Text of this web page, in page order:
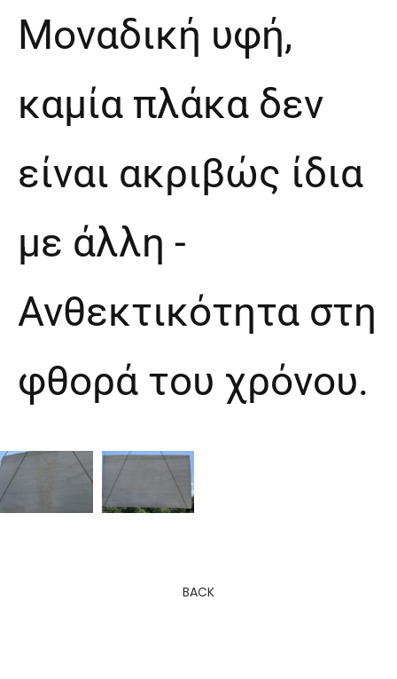
Μοναδική υφή,
καμία πλάκα δεν
είναι ακριβώς ίδια
με άλλη -
Ανθεκτικότητα στη
φθορά του χρόνου.
BACK